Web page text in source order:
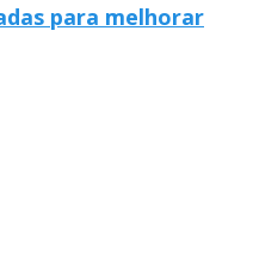
para melhorar